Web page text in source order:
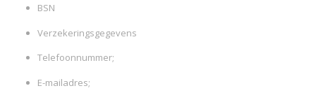
BSN
Verzekeringsgegevens
Telefoonnummer;
E-mailadres;